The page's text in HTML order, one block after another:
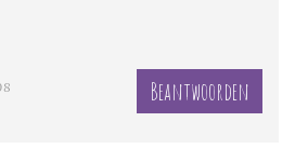
Beantwoorden